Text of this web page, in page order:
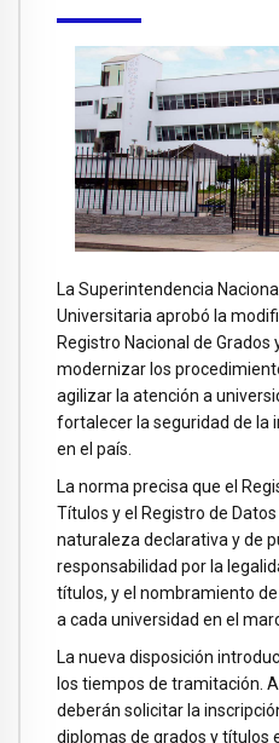
La Superintendencia
Universitaria aprobó la
Registro Nacional de Grados
modernizar los
agilizar la atención a
fortalecer la seguridad de la
en el país.
La norma precisa que el
Títulos y el Registro de
naturaleza declarativa y de
responsabilidad por la
títulos, y el nombramiento
a cada universidad en el
La nueva disposición
los tiempos de tramitación.
deberán solicitar la
diplomas de grados y títulos